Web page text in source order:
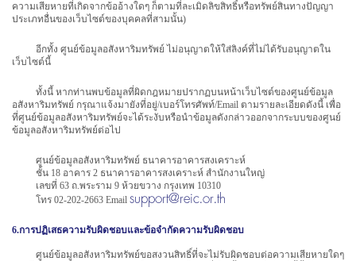
ความเสียหายที่เกิดจากข้ออ้างใดๆ ก็ตามที่ละเมิดลิขสิทธิ์หรือทรัพย์สินทางปัญญา
ประเภทอื่นของเว็บไซต์ของบุคคลที่สามนั้น)
อีกทั้ง ศูนย์ข้อมูลอสังหาริมทรัพย์ ไม่อนุญาตให้ใส่ลิงค์ที่ไม่ได้รับอนุญาตใน
เว็บไซต์นี้
ทั้งนี้ หากท่านพบข้อมูลที่ผิดกฎหมายปรากฏบนหน้าเว็บไซต์ของศูนย์ข้อมูล
อสังหาริมทรัพย์ กรุณาแจ้งมายังที่อยู่/เบอร์โทรศัพท์/Email ตามรายละเอียดดังนี้ เพื่อ
ที่ศูนย์ข้อมูลอสังหาริมทรัพย์จะได้ระงับหรือนำข้อมูลดังกล่าวออกจากระบบของศูนย์
ข้อมูลอสังหาริมทรัพย์ต่อไป
ศูนย์ข้อมูลอสังหาริมทรัพย์ ธนาคารอาคารสงเคราะห์
ชั้น 18 อาคาร 2 ธนาคารอาคารสงเคราะห์ สำนักงานใหญ่
เลขที่ 63 ถ.พระราม 9 ห้วยขวาง กรุงเทพ 10310
โทร 02-202-2663 Email support@reic.or.th
6.การปฏิเสธความรับผิดชอบและข้อจำกัดความรับผิดชอบ
ศูนย์ข้อมูลอสังหาริมทรัพย์ขอสงวนสิทธิ์ที่จะไม่รับผิดชอบต่อความเสียหายใดๆ